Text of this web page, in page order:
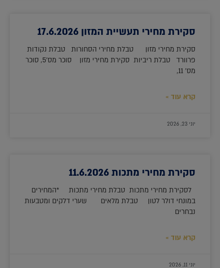
סקירת מחירי תעשיית המזון 17.6.2026
סקירת מחירי מזון טבלת מחירי הסחורות טבלת נקודות
פרוורד טבלת ריביות סקירת מחירי מזון סוכר מס'5, סוכר
מס' 11,
קרא עוד »
יוני 23, 2026
סקירת מחירי מתכות 11.6.2026
לסקירת מחירי מתכות טבלת מחירי מתכות *המחירים
במונחי דולר לטון טבלת מלאים שערי דלקים ומטבעות
נבחרים
קרא עוד »
יוני 11, 2026